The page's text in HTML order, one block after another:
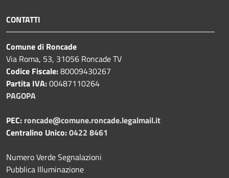
CONTATTI
Comune di Roncade
Via Roma, 53, 31056 Roncade TV
Codice Fiscale:80009430267
Partita IVA:00487110264
PAGOPA
PEC: roncade@comune.roncade.legalmail.it
Centralino Unico:0422 8461
Numero Verde Segnalazioni
Pubblica Illuminazione